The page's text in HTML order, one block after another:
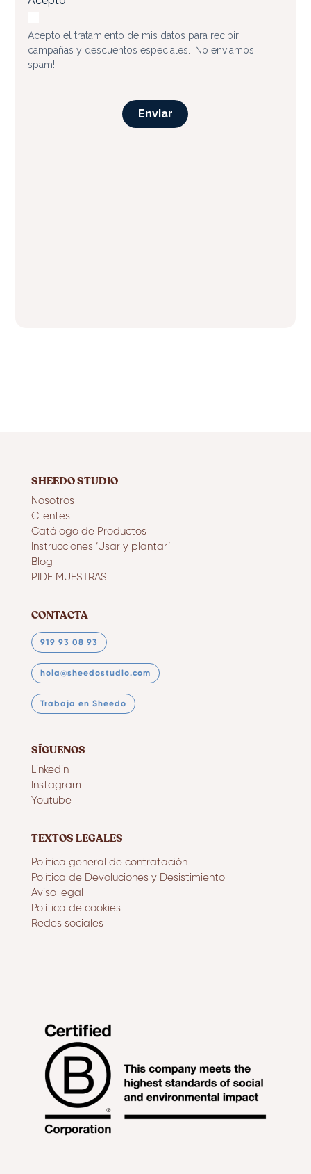
SHEEDO STUDIO
Nosotros
Clientes
Catálogo de Productos
Instrucciones ‘Usar y plantar’
Blog
PIDE MUESTRAS
CONTACTA
919 93 08 93
hola@sheedostudio.com
Trabaja en Sheedo
SÍGUENOS
Linkedin
Instagram
Youtube
TEXTOS LEGALES
Política general de contratación
Política de Devoluciones y Desistimiento
Aviso legal
Política de cookies
Redes sociales